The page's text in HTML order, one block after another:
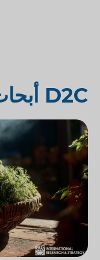
D2C أبحاث سوق البقالة